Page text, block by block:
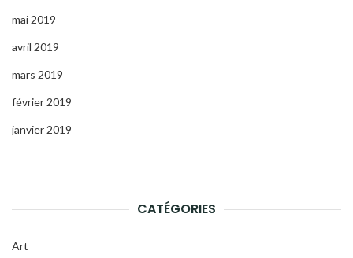
mai 2019
avril 2019
mars 2019
février 2019
janvier 2019
CATÉGORIES
Art